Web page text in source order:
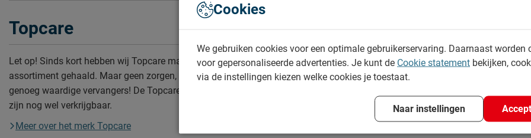
Topcare
Let op! Sinds kort hebben wij Topcare matrassen uit ons
assortiment gehaald. Maar geen zorgen, want we hebben
genoeg waardige vervangers! De Topcare topmatrassen
zijn nog wel verkrijgbaar.
Meer over het merk Topcare
Productinformatie
Cookies
We gebruiken cookies voor een optimale gebruikerservaring. Daarnaast worden
voor gepersonaliseerde advertenties. Je kunt de Cookie statement bekijken,
via de instellingen kiezen welke cookies je toestaat.
Naar instellingen